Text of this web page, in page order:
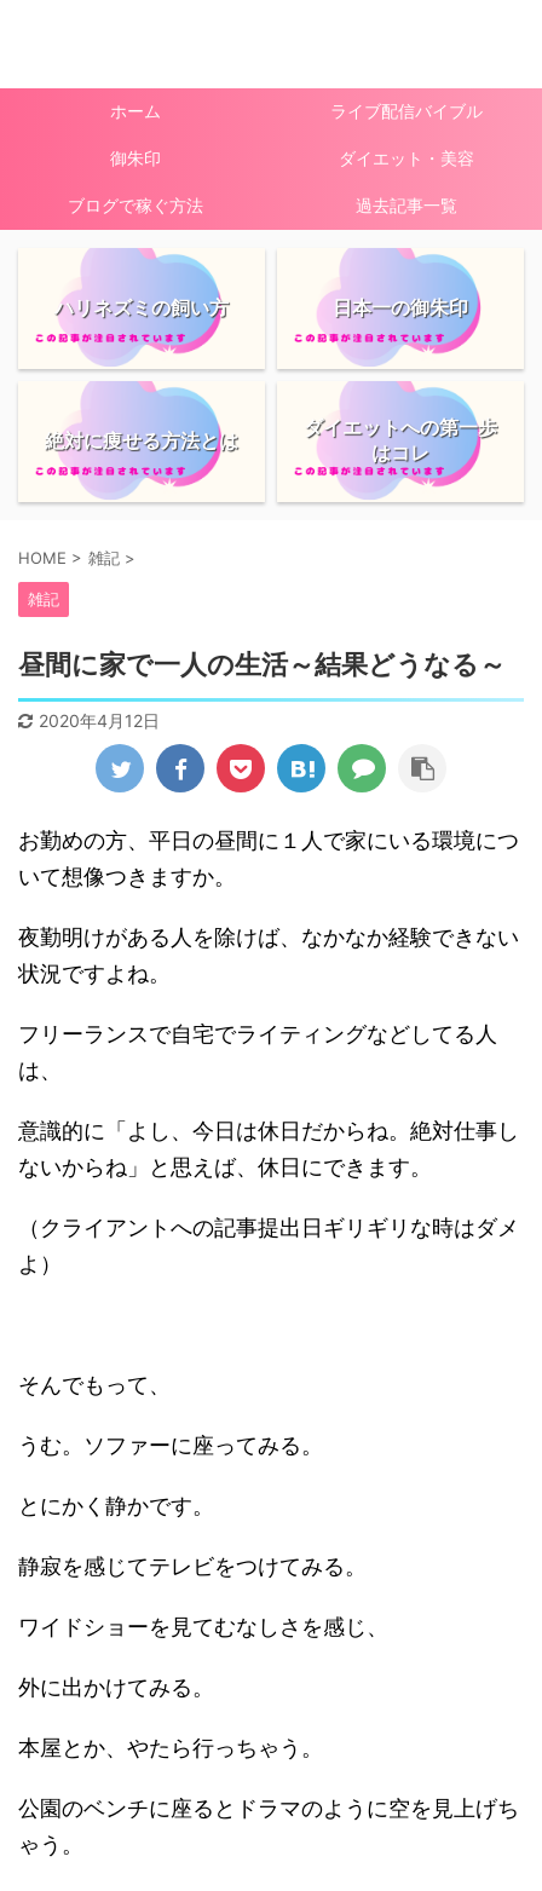
ホーム ライブ配信バイブル
御朱印 ダイエット・美容
ブログで稼ぐ方法 過去記事一覧
ハリネズミの飼い方 日本一の御朱印
絶対に痩せる方法とは
ダイエットへの第一歩
はコレ
HOME > 雑記 >
雑記
昼間に家で一人の生活～結果どうなる～
2020年4月12日
お勤めの方、平日の昼間に１人で家にいる環境につ
いて想像つきますか。
夜勤明けがある人を除けば、なかなか経験できない
状況ですよね。
フリーランスで自宅でライティングなどしてる人
は、
意識的に「よし、今日は休日だからね。絶対仕事し
ないからね」と思えば、休日にできます。
（クライアントへの記事提出日ギリギリな時はダメ
よ）
そんでもって、
うむ。ソファーに座ってみる。
とにかく静かです。
静寂を感じてテレビをつけてみる。
ワイドショーを見てむなしさを感じ、
外に出かけてみる。
本屋とか、やたら行っちゃう。
公園のベンチに座るとドラマのように空を見上げち
ゃう。